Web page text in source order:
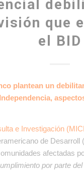
que
el BID
plantean un
e Investigación
de
afectadas
por parte